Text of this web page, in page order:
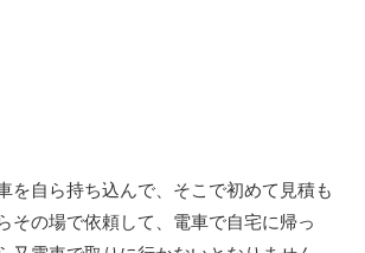
を自ら持ち込んで、 そこで初めて見積も
その場で依頼して、 電車で自宅に帰っ